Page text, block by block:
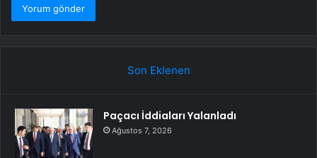
Son Eklenen
Paçacı İddiaları Yalanladı
Ağustos 7, 2026